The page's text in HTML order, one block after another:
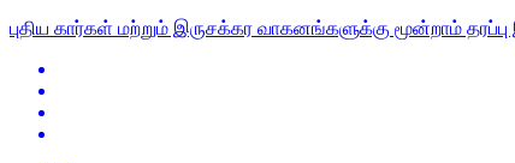
புதிய கார்கள் மற்றும் இருசக்கர வாகனங்களுக்கு மூன்றாம்